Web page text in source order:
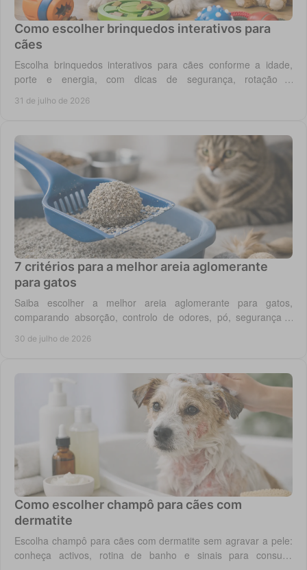
Como escolher brinquedos interativos para
cães
Escolha brinquedos interativos para cães conforme a idade,
porte e energia, com dicas de segurança, rotação e
31 de julho de 2026
7 critérios para a melhor areia aglomerante
para gatos
Saiba escolher a melhor areia aglomerante para gatos,
comparando absorção, controlo de odores, pó, segurança e
30 de julho de 2026
Como escolher champô para cães com
dermatite
Escolha champô para cães com dermatite sem agravar a pele:
conheça activos, rotina de banho e sinais para consulta